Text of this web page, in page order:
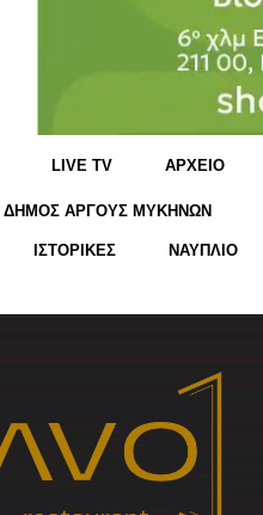
LIVE TV ΑΡΧΕΙΟ
ΔΗΜΟΣ ΑΡΓΟΥΣ ΜΥΚΗΝΩΝ
ΙΣΤΟΡΙΚΕΣ ΝΑΥΠΛΙΟ